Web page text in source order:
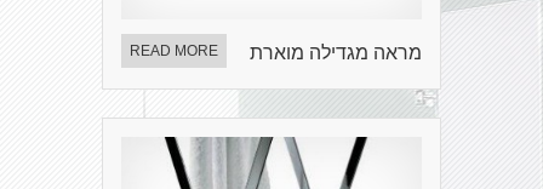
מראה מגדילה מוארת READ MORE